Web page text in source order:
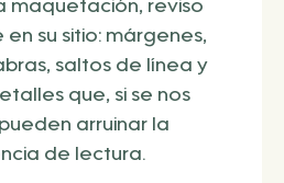
maquetación, reviso
su sitio: márgenes,
saltos de línea y
que, si se nos
arruinar la
de lectura.